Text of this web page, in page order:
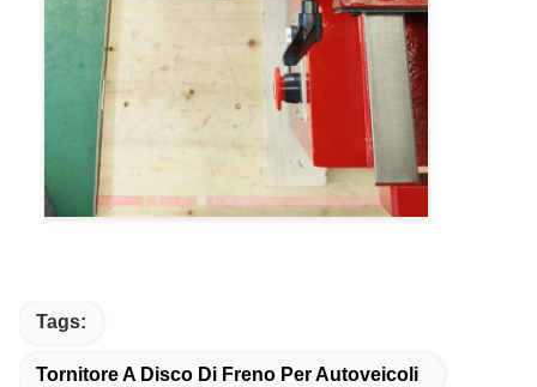
Tags:
Tornitore A Disco Di Freno Per Autoveicoli